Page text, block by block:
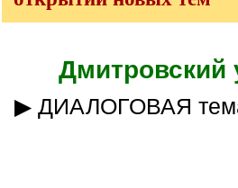
Дмитровский
▶ ДИАЛОГОВАЯ тема (вопросы/ответы) ___куратор